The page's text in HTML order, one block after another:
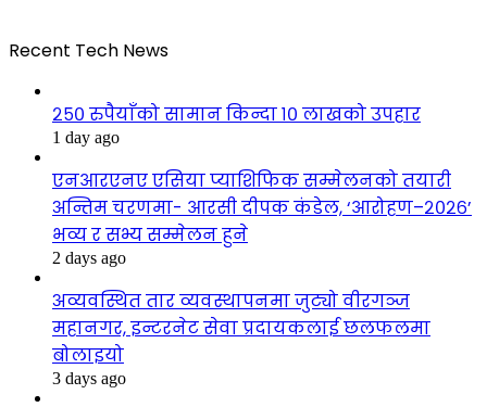
Recent Tech News
२५० रुपैयाँको सामान किन्दा १० लाखको उपहार
1 day ago
एनआरएनए एसिया प्याशिफिक सम्मेलनको तयारी
अन्तिम चरणमा- आरसी दीपक कंडेल, ‘आरोहण–२०२६’
भव्य र सभ्य सम्मेलन हुने
2 days ago
अव्यवस्थित तार व्यवस्थापनमा जुट्यो वीरगञ्ज
महानगर, इन्टरनेट सेवा प्रदायकलाई छलफलमा
बोलाइयो
3 days ago